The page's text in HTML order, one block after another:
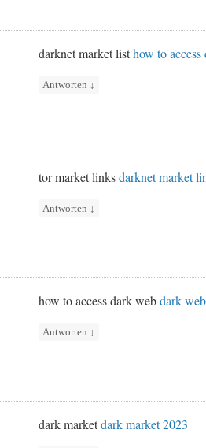
darknet market listhow to
Antworten ↓
tor market linksdarknet market
Antworten ↓
how to access dark webdark
Antworten ↓
dark marketdark market 2023